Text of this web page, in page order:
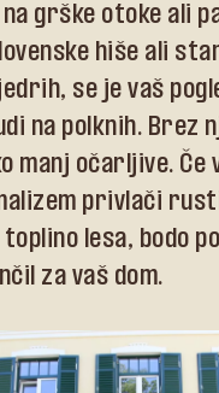
grške otoke ali
hiše ali
se je vaš
na polknih. Brez
manj očarljive. Če
privlači
lesa, bodo
za vaš dom.